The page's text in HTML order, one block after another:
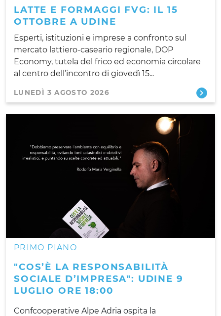
LATTE E FORMAGGI FVG: IL 15
OTTOBRE A UDINE
Esperti, istituzioni e imprese a confronto sul
mercato lattiero-caseario regionale, DOP
Economy, tutela del frico ed economia circolare
al centro dell’incontro di giovedì 15...
LUNEDÌ 3 AGOSTO 2026
PRIMO PIANO
"COS’È LA RESPONSABILITÀ
SOCIALE D’IMPRESA": UDINE 9
LUGLIO ORE 18:00
Confcooperative Alpe Adria ospita la